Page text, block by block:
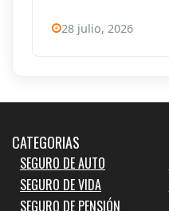
28 julio, 2026
CATEGORIAS
SEGURO DE AUTO
SEGURO DE VIDA
SEGURO DE PENSIÓN